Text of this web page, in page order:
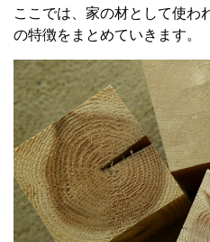
ここでは、家の材として使わ
の特徴をまとめていきます。